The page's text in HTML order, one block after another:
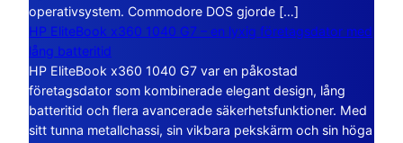
operativsystem. Commodore DOS gjorde […]
HP EliteBook x360 1040 G7 – en lyxig företagsdator med
lång batteritid
HP EliteBook x360 1040 G7 var en påkostad
företagsdator som kombinerade elegant design, lång
batteritid och flera avancerade säkerhetsfunktioner. Med
sitt tunna metallchassi, sin vikbara pekskärm och sin höga